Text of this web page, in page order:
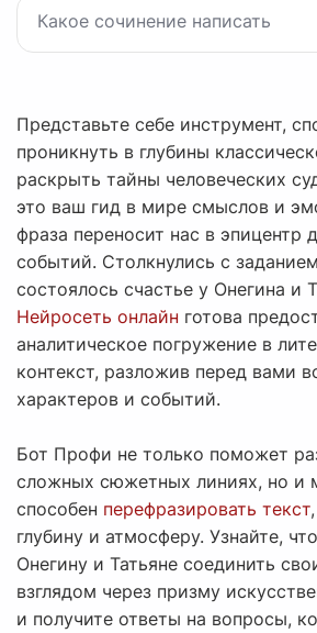
Представьте себе инструмент,
проникнуть в глубины
раскрыть тайны человеческих
это ваш гид в мире смыслов и
фраза переносит нас в эпицентр
событий. Столкнулись с
состоялось счастье у Онегина и
Нейросеть онлайн готова
аналитическое погружение в
контекст, разложив перед вами
характеров и событий.
Бот Профи не только поможет
сложных сюжетных линиях, но и
способен перефразировать текст
глубину и атмосферу. Узнайте,
Онегину и Татьяне соединить
взглядом через призму
и получите ответы на вопросы,